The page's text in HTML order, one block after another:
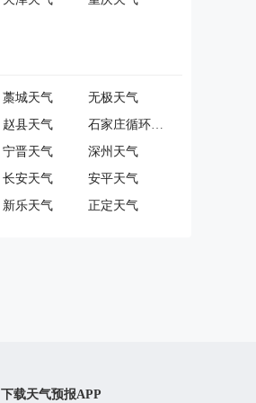
藁城天气
无极天气
赵县天气
石家庄循环化工园区天气
宁晋天气
深州天气
长安天气
安平天气
新乐天气 正定天气
下载天气预报APP